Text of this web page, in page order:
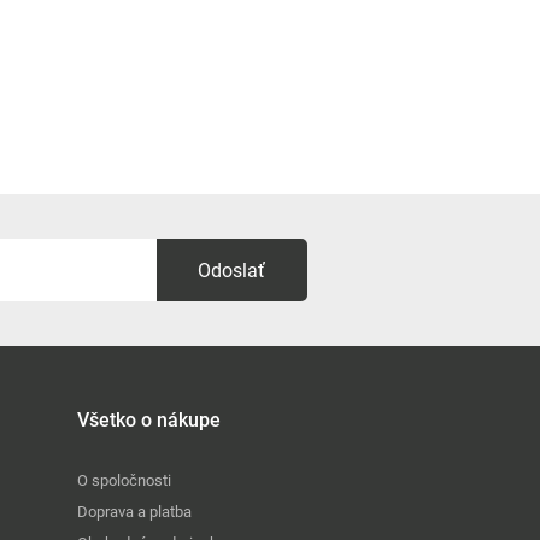
Odoslať
Všetko o nákupe
O spoločnosti
Doprava a platba